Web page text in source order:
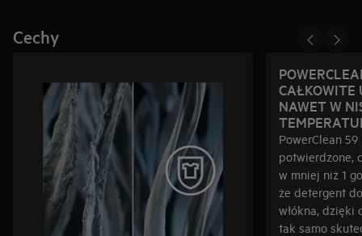
Cechy
CAŁKOWITE
NAWET W
PowerClean
potwierdzone,
w mniej niż 1
że detergent
włókna, dzięki
tak samo